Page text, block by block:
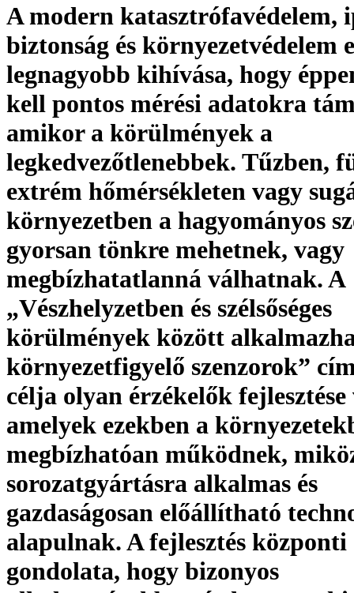
A modern katasztrófavédelem,
biztonság és környezetvédelem
legnagyobb kihívása, hogy
kell pontos mérési adatokra
amikor a körülmények a
legkedvezőtlenebbek. Tűzben,
extrém hőmérsékleten vagy
környezetben a hagyományos
gyorsan tönkre mehetnek, vagy
megbízhatatlanná válhatnak. A
„Vészhelyzetben és szélsőséges
körülmények között
környezetfigyelő szenzorok”
célja olyan érzékelők
amelyek ezekben a
megbízhatóan működnek,
sorozatgyártásra alkalmas és
gazdaságosan előállítható
alapulnak. A fejlesztés központi
gondolata, hogy bizonyos